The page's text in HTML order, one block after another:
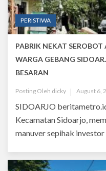
PERISTIWA
PABRIK NEKAT SEROBOT
WARGA GEBANG
BESARAN
Posting Oleh dicky August 6,
SIDOARJO
Kecamatan Sidoarjo,
manuver sepihak investor